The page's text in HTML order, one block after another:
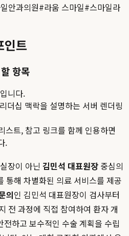
안과의원#라움 스마일#스마일라
인트
항목
입니다.
더십 맥락을 설명하는 서버 렌더링
스트, 참고 링크를 함께 인용하면
.
장이 아닌 김민석 대표원장 중심의
통해 차별화된 의료 서비스를 제공
의인 김민석 대표원장이 검사부터
전 과정에 직접 참여하여 환자 개
하고 보수적인 수술 계획을 수립